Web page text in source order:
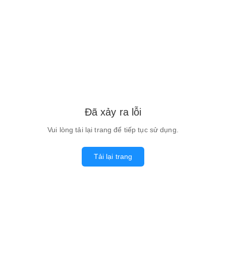
Đã xảy ra lỗi
Vui lòng tải lại trang để tiếp tục sử dụng.
Tải lại trang